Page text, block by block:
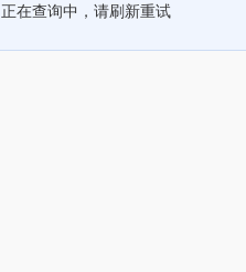
正在查询中，请刷新重试